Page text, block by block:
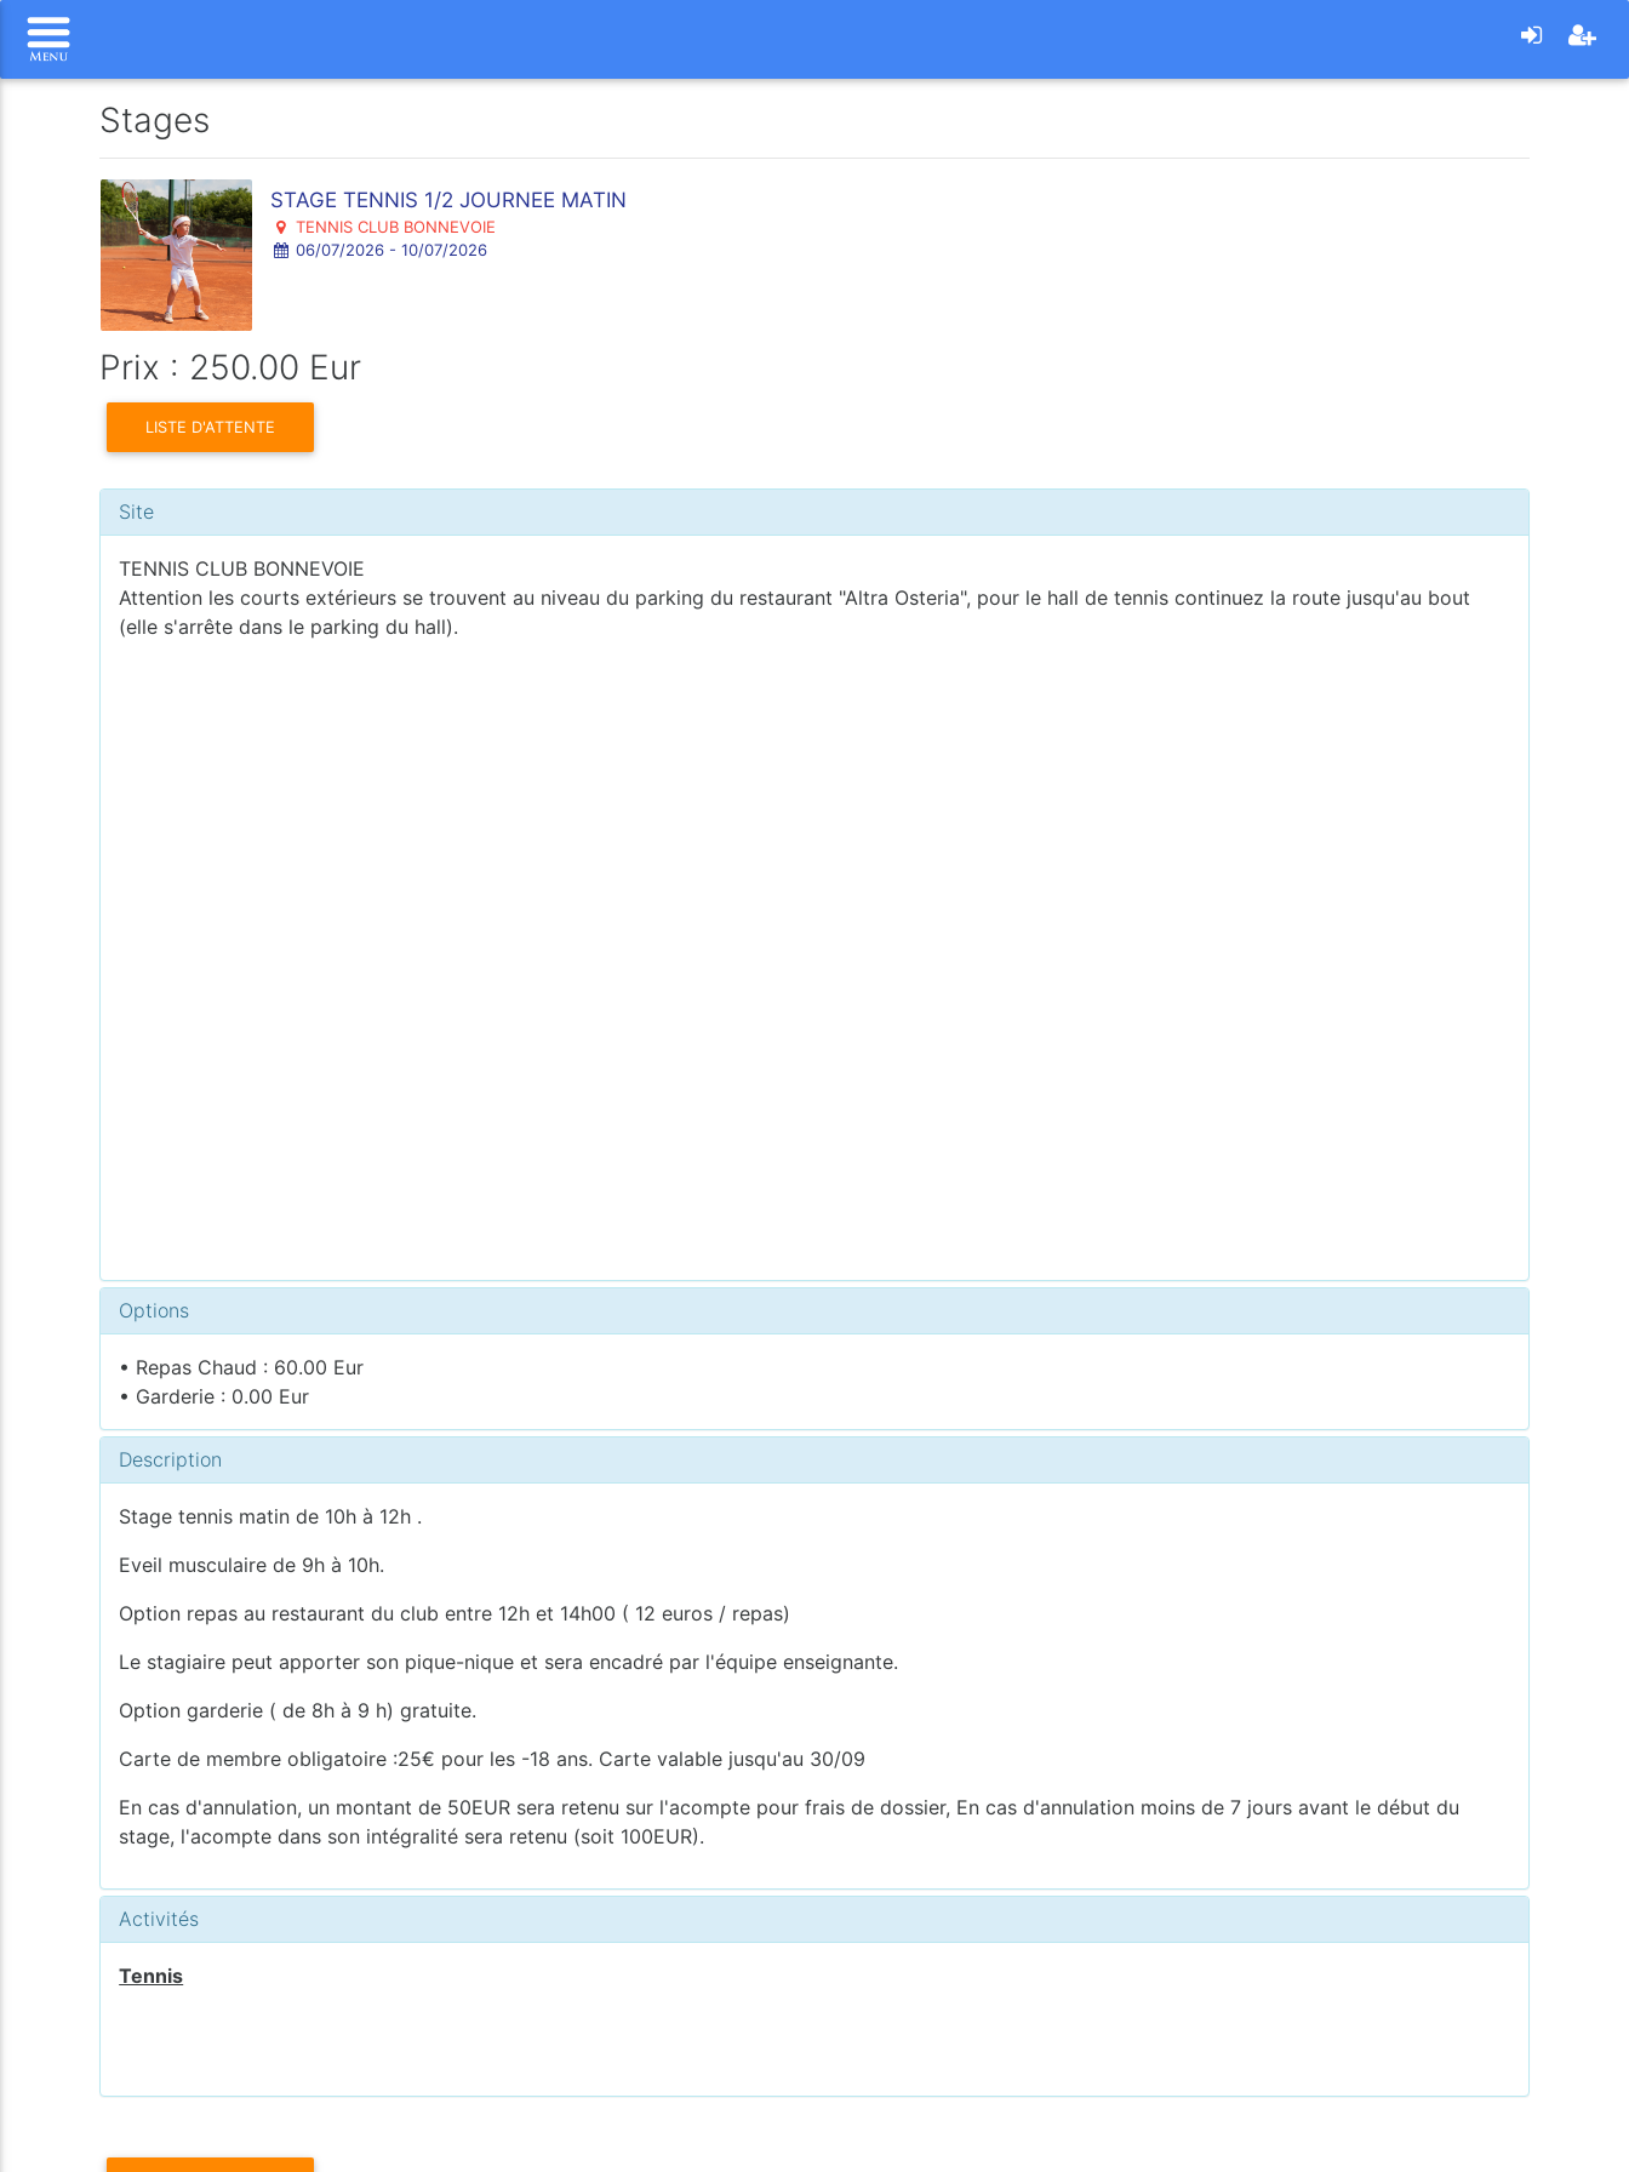
Stages
STAGE TENNIS 1/2 JOURNEE MATIN
TENNIS CLUB BONNEVOIE
06/07/2026 - 10/07/2026
Prix : 250.00 Eur
LISTE D'ATTENTE
Site
TENNIS CLUB BONNEVOIE
Attention les courts extérieurs se trouvent au niveau du parking du restaurant "Altra Osteria", pour le hall de tennis continuez la route jusqu'au bout
(elle s'arrête dans le parking du hall).
Options
• Repas Chaud : 60.00 Eur
• Garderie : 0.00 Eur
Description
Stage tennis matin de 10h à 12h .
Eveil musculaire de 9h à 10h.
Option repas au restaurant du club entre 12h et 14h00 ( 12 euros / repas)
Le stagiaire peut apporter son pique-nique et sera encadré par l'équipe enseignante.
Option garderie ( de 8h à 9 h) gratuite.
Carte de membre obligatoire :25€ pour les -18 ans. Carte valable jusqu'au 30/09
En cas d'annulation, un montant de 50EUR sera retenu sur l'acompte pour frais de dossier, En cas d'annulation moins de 7 jours avant le début du
stage, l'acompte dans son intégralité sera retenu (soit 100EUR).
Activités
Tennis